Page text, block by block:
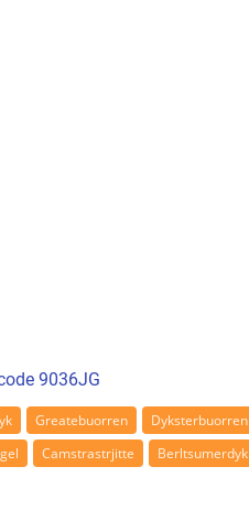
9036JG
Greatebuorren
Dyksterbuorren
Camstrastrjitte
Berltsumerdyk